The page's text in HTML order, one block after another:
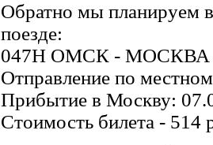
Обратно мы планируем
поезде:
047Н ОМСК -
Отправление по
Прибытие в Москву:
Стоимость билета - 514